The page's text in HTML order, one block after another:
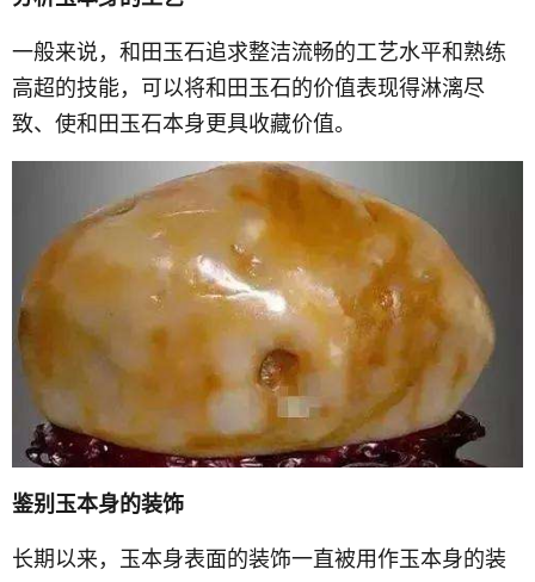
一般来说，和田玉石追求整洁流畅的工艺水平和熟练
高超的技能，可以将和田玉石的价值表现得淋漓尽
致、使和田玉石本身更具收藏价值。
鉴别玉本身的装饰
长期以来，玉本身表面的装饰一直被用作玉本身的装